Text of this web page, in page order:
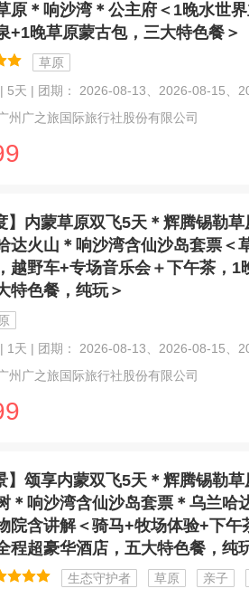
原＊响沙湾＊公主府＜1晚水世
+1晚草原蒙古包，三大特色餐＞
草原
5天 | 团期： 2026-08-13、2026-08-15、
州广之旅国际旅行社股份有限公司
】内蒙草原双飞5天＊辉腾锡勒
达火山＊响沙湾含仙沙岛套票＜
越野车+专场音乐会＋下午茶，1
特色餐，纯玩＞
1天 | 团期： 2026-08-13、2026-08-15、
州广之旅国际旅行社股份有限公司
】颂享内蒙双飞5天＊辉腾锡勒
＊响沙湾含仙沙岛套票＊乌兰哈
院含讲解＜骑马+牧场体验+下午
程超豪华酒店，五大特色餐，纯
生态守护者 草原 亲子